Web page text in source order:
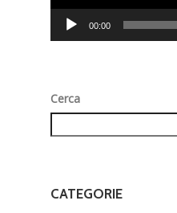
00:00
Cerca
CATEGORIE